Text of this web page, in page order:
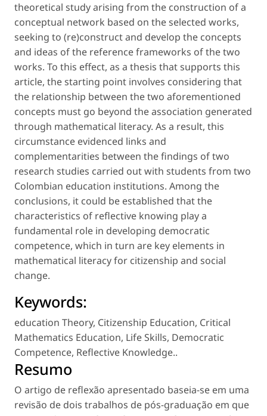
theoretical study arising from the construction of a
conceptual network based on the selected works,
seeking to (re)construct and develop the concepts
and ideas of the reference frameworks of the two
works. To this effect, as a thesis that supports this
article, the starting point involves considering that
the relationship between the two aforementioned
concepts must go beyond the association generated
through mathematical literacy. As a result, this
circumstance evidenced links and
complementarities between the findings of two
research studies carried out with students from two
Colombian education institutions. Among the
conclusions, it could be established that the
characteristics of reflective knowing play a
fundamental role in developing democratic
competence, which in turn are key elements in
mathematical literacy for citizenship and social
change.
Keywords:
education Theory, Citizenship Education, Critical
Mathematics Education, Life Skills, Democratic
Competence, Reflective Knowledge..
Resumo
O artigo de reflexão apresentado baseia-se em uma
revisão de dois trabalhos de pós-graduação em que